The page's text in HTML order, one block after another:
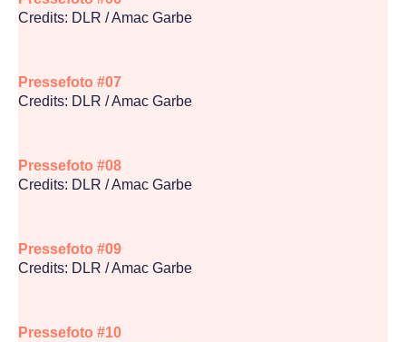
Credits: DLR / Amac Garbe
Pressefoto #07
Credits: DLR / Amac Garbe
Pressefoto #08
Credits: DLR / Amac Garbe
Pressefoto #09
Credits: DLR / Amac Garbe
Pressefoto #10